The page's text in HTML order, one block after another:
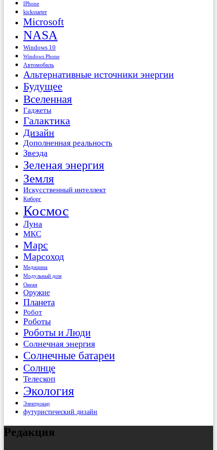
IPhone
kickstarter
Microsoft
NASA
Windows 10
Windows Phone
Автомобиль
Альтернативные источники энергии
Будущее
Вселенная
Гаджеты
Галактика
Дизайн
Дополненная реальность
Звезда
Зеленая энергия
Земля
Искусственный интеллект
Киборг
Космос
Луна
МКС
Марс
Марсоход
Медицина
Модульный дом
Океан
Оружие
Планета
Робот
Роботы
Роботы и Люди
Солнечная энергия
Солнечные батареи
Солнце
Телескоп
Экология
Электрокар
футуристический дизайн
Редакция